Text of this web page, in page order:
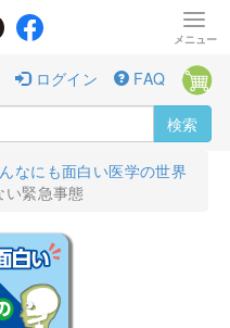
ログイン FAQ
検索
なにも面白い医学の世界
緊急事態